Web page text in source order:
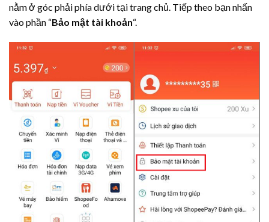
nằm ở góc phải phía dưới tại trang chủ. Tiếp theo bạn nhấn
vào phần “Bảo mật tài khoản“.